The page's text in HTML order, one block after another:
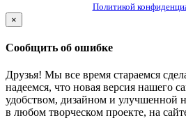
Политикой
×
Сообщить об ошибке
Друзья! Мы все время стараемся
надеемся, что новая версия нашего
удобством, дизайном и улучшенной
в любом творческом проекте, на